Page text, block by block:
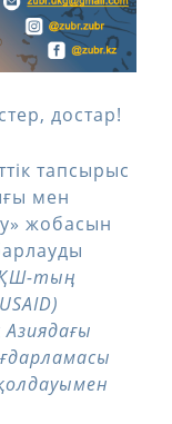
достар!
тапсырыс
мен
жобасын
тың